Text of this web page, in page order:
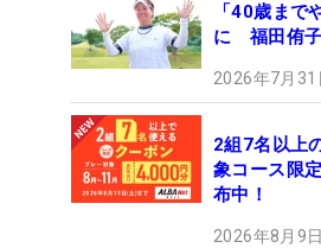
「40歳まで
に 福田侑
2026年7月
2組7名以上
象コース限
布中！
2026年8月9